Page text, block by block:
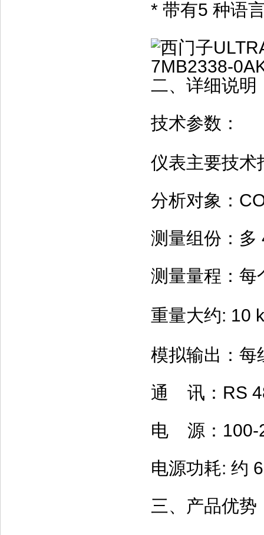
* 带有5 种语
二、详细说明
技术参数：
仪表主要技
分析对象：
测量组份：多
测量量程：
重量大约: 10
模拟输出：每
通 讯：RS
电 源：100-
电源功耗: 约
三、产品优势